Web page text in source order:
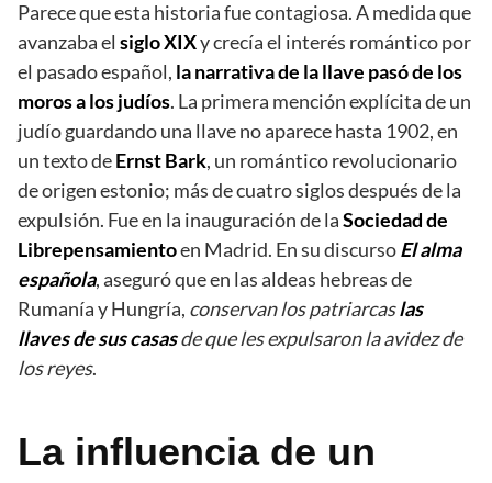
Parece que esta historia fue contagiosa. A medida que
avanzaba el siglo XIXy crecía el interés romántico por
el pasado español, la narrativa de la llave pasó de los
moros a los judíos. La primera mención explícita de un
judío guardando una llave no aparece hasta 1902, en
un texto deErnst Bark, un romántico revolucionario
de origen estonio; más de cuatro siglos después de la
expulsión. Fue en la inauguración de laSociedad de
Librepensamientoen Madrid. En su discursoEl alma
española, aseguró que en las aldeas hebreas de
Rumanía y Hungría, conservan los patriarcaslas
llaves de sus casasde que les expulsaron la avidez de
los reyes.
La influencia de un